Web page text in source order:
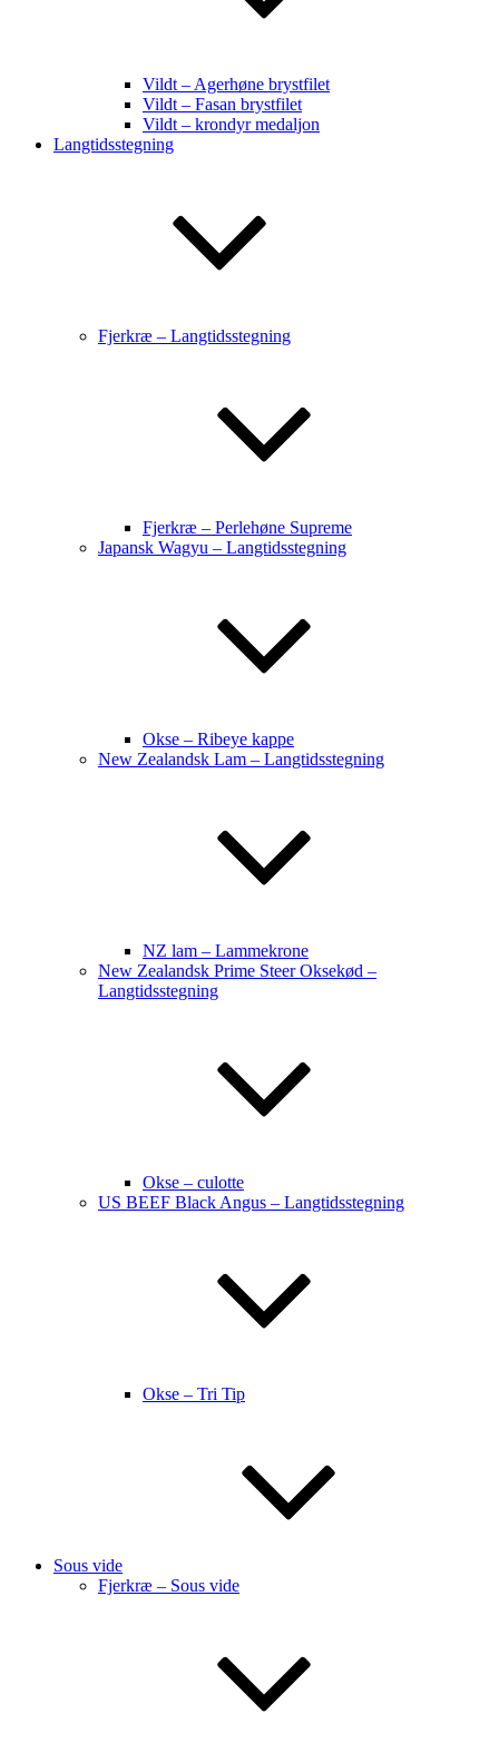
Vildt – Agerhøne brystfilet
Vildt – Fasan brystfilet
Vildt – krondyr medaljon
Langtidsstegning
Fjerkræ – Langtidsstegning
Fjerkræ – Perlehøne Supreme
Japansk Wagyu – Langtidsstegning
Okse – Ribeye kappe
New Zealandsk Lam – Langtidsstegning
NZ lam – Lammekrone
New Zealandsk Prime Steer Oksekød –
Langtidsstegning
Okse – culotte
US BEEF Black Angus – Langtidsstegning
Okse – Tri Tip
Sous vide
Fjerkræ – Sous vide